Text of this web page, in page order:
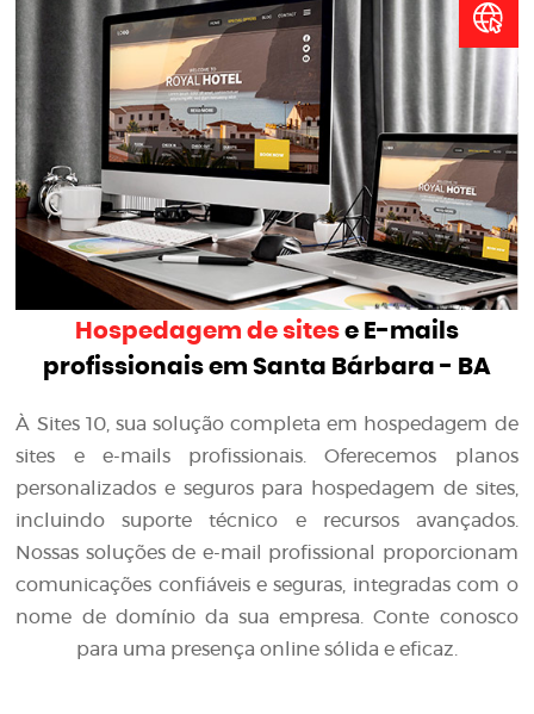
Hospedagem de sitese E-mails
profissionais em Santa Bárbara - BA
À Sites 10, sua solução completa em hospedagem de
sites e e-mails profissionais. Oferecemos planos
personalizados e seguros para hospedagem de sites,
incluindo suporte técnico e recursos avançados.
Nossas soluções de e-mail profissional proporcionam
comunicações confiáveis e seguras, integradas com o
nome de domínio da sua empresa. Conte conosco
para uma presença online sólida e eficaz.